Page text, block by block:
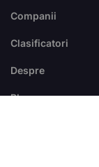
Companii
Clasificatori
Despre
Blog